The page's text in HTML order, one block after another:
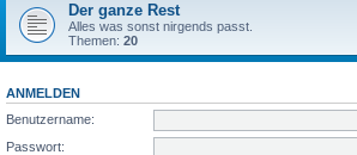
Der ganze Rest
Alles was sonst nirgends passt.
Themen: 20
ANMELDEN
Benutzername:
Passwort: